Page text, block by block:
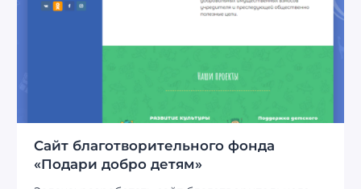
Сайт благотворительного фонда
«Подари добро детям»